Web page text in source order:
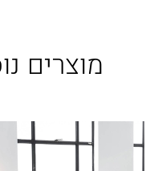
מוצרים